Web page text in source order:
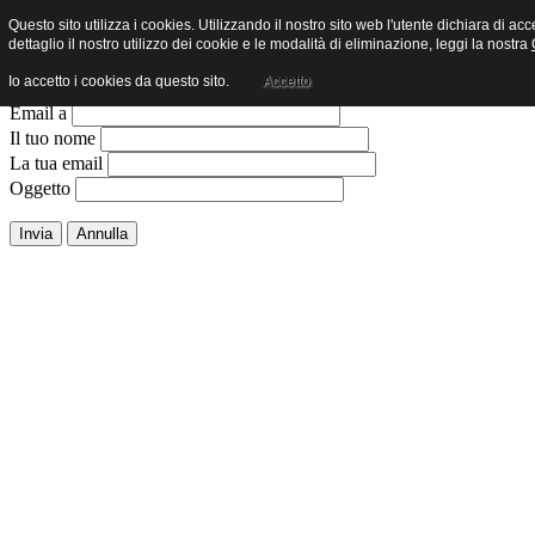
Invia ad un amico.
Chiudi finestra
Email a
Il tuo nome
La tua email
Oggetto
Invia Annulla
Questo sito utilizza i cookies. Utilizzando il nostro sito web l'utente dichiara di
dettaglio il nostro utilizzo dei cookie e le modalità di eliminazione, leggi la nostra
Io accetto i cookies da questo sito. Accetto